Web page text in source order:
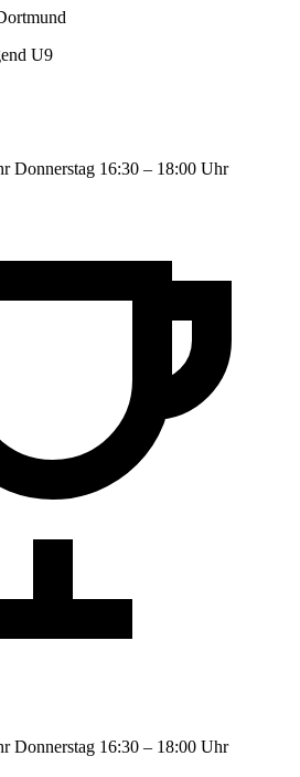
U9
Donnerstag 16:30 – 18:00 Uhr
Donnerstag 16:30 – 18:00 Uhr